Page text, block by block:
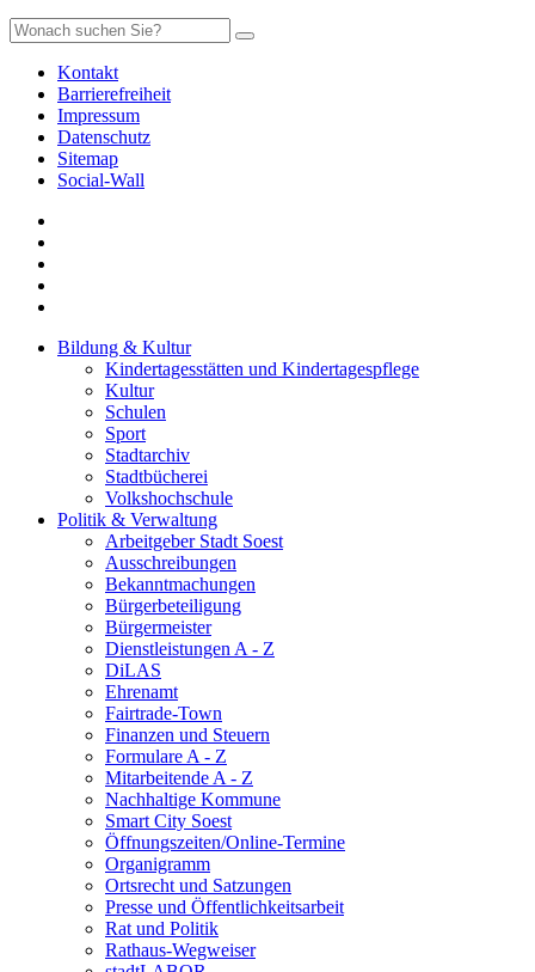
Kontakt
Barrierefreiheit
Impressum
Datenschutz
Sitemap
Social-Wall
Bildung & Kultur
Kindertagesstätten und Kindertagespflege
Kultur
Schulen
Sport
Stadtarchiv
Stadtbücherei
Volkshochschule
Politik & Verwaltung
Arbeitgeber Stadt Soest
Ausschreibungen
Bekanntmachungen
Bürgerbeteiligung
Bürgermeister
Dienstleistungen A - Z
DiLAS
Ehrenamt
Fairtrade-Town
Finanzen und Steuern
Formulare A - Z
Mitarbeitende A - Z
Nachhaltige Kommune
Smart City Soest
Öffnungszeiten/Online-Termine
Organigramm
Ortsrecht und Satzungen
Presse und Öffentlichkeitsarbeit
Rat und Politik
Rathaus-Wegweiser